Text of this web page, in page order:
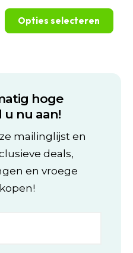
€249,99
Opties selecteren
Deze
optie
kan
gekozen
worden
op
de
productpagina
hoge
nu aan!
mailinglijst en
deals,
en vroege